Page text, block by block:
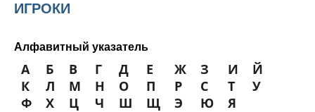
ИГРОКИ
Алфавитный указатель
А Б В Г Д Е Ж З И
Й
К
Л М Н О П Р С Т
У
Ф
Х Ц Ч Ш Щ Э Ю Я